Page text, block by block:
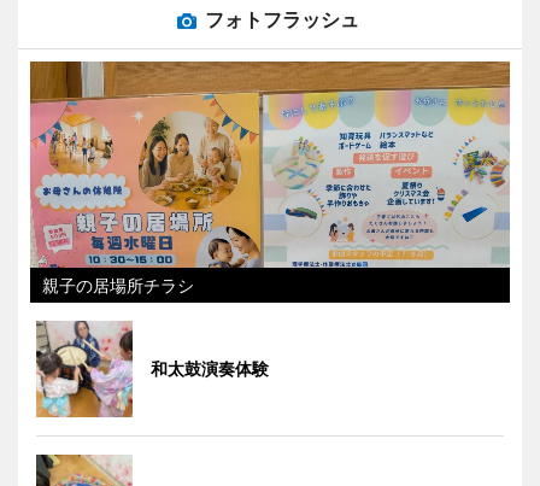
フォトフラッシュ
親子の居場所チラシ
和太鼓演奏体験